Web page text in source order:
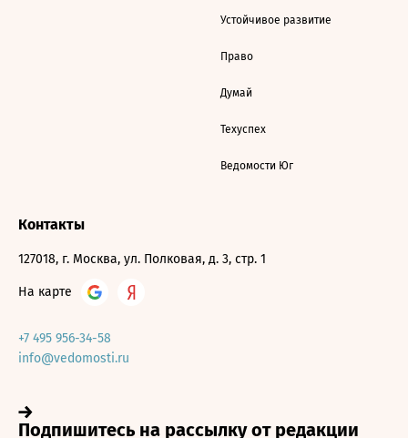
Устойчивое развитие
Право
Думай
Техуспех
Ведомости Юг
Контакты
127018, г. Москва, ул. Полковая, д. 3, стр. 1
На карте
+7 495 956-34-58
info@vedomosti.ru